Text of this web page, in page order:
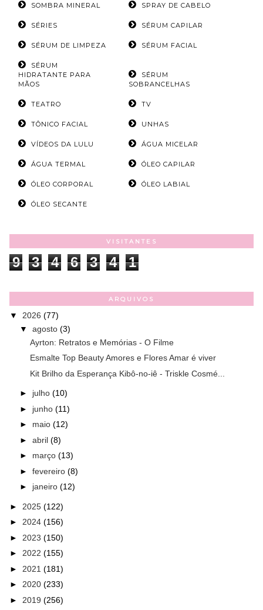
SOMBRA MINERAL SPRAY DE CABELO
SÉRIES SÉRUM CAPILAR
SÉRUM DE LIMPEZA SÉRUM FACIAL
SÉRUM
HIDRATANTE PARA
MÃOS
SÉRUM
SOBRANCELHAS
TEATRO TV
TÔNICO FACIAL UNHAS
VÍDEOS DA LULU ÁGUA MICELAR
ÁGUA TERMAL ÓLEO CAPILAR
ÓLEO CORPORAL ÓLEO LABIAL
ÓLEO SECANTE
VISITANTES
9 3 4 6 3 4 1
ARQUIVOS
▼ 2026 (77)
▼ agosto (3)
Ayrton: Retratos e Memórias - O Filme
Esmalte Top Beauty Amores e Flores Amar é viver
Kit Brilho da Esperança Kibô-no-iê - Triskle Cosmé...
► julho (10)
► junho (11)
► maio (12)
► abril (8)
► março (13)
► fevereiro (8)
► janeiro (12)
► 2025 (122)
► 2024 (156)
► 2023 (150)
► 2022 (155)
► 2021 (181)
► 2020 (233)
► 2019 (256)